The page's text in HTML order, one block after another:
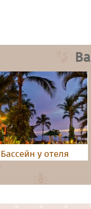
Бассейн у отеля